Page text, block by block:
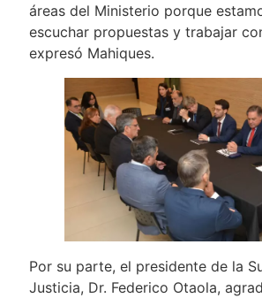
áreas del Ministerio porque
escuchar propuestas y trabajar
expresó Mahiques.
Por su parte, el presidente de la
Justicia, Dr. Federico Otaola,